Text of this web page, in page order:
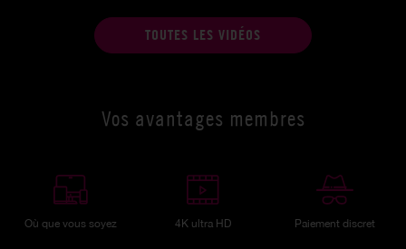
TOUTES LES VIDÉOS
Vos avantages membres
Où que vous soyez 4K ultra HD Paiement discret